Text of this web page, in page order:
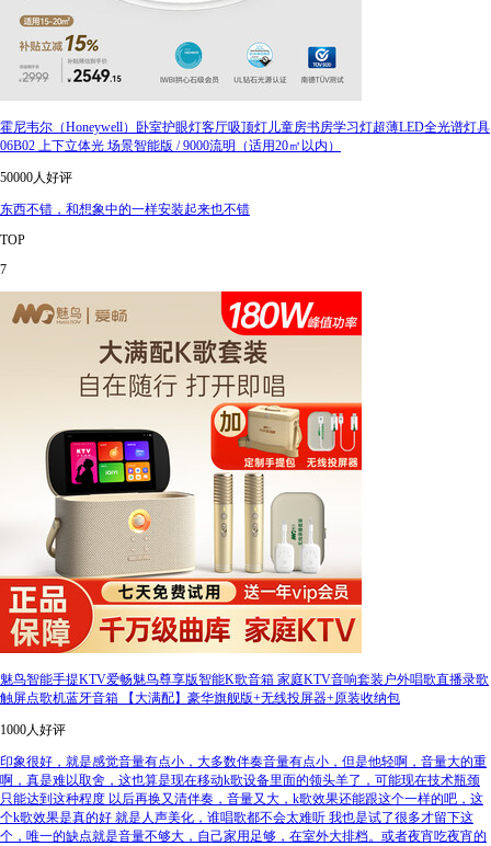
霍尼韦尔（Honeywell）卧室护眼灯客厅吸顶灯儿童房书房学习灯超薄LED全光谱灯具
06B02 上下立体光 场景智能版 / 9000流明（适用20㎡以内）
50000人好评
东西不错，和想象中的一样安装起来也不错
TOP
7
魅鸟智能手提KTV爱畅魅鸟尊享版智能K歌音箱 家庭KTV音响套装户外唱歌直播录歌
触屏点歌机蓝牙音箱 【大满配】豪华旗舰版+无线投屏器+原装收纳包
1000人好评
印象很好，就是感觉音量有点小，大多数伴奏音量有点小，但是他轻啊，音量大的重
啊，真是难以取舍，这也算是现在移动k歌设备里面的领头羊了，可能现在技术瓶颈
只能达到这种程度 以后再换又清伴奏，音量又大，k歌效果还能跟这个一样的吧，这
个k歌效果是真的好 就是人声美化，谁唱歌都不会太难听 我也是试了很多才留下这
个，唯一的缺点就是音量不够大，自己家用足够，在室外大排档。或者夜宵吃夜宵的